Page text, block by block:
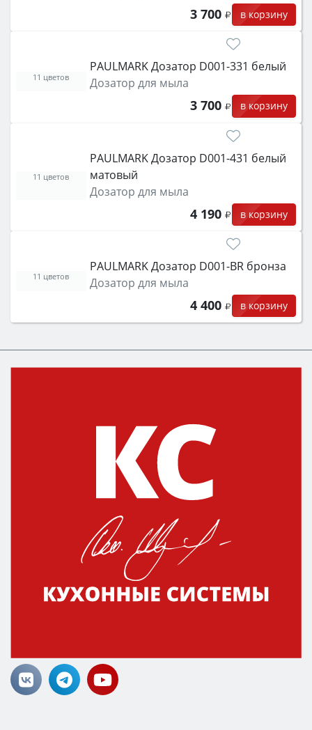
3 700 в корзину
PAULMARK Дозатор D001-331 белый
Дозатор для мыла
3 700 в корзину
11 цветов
PAULMARK Дозатор D001-431 белый
матовый
Дозатор для мыла
4 190 в корзину
11 цветов
PAULMARK Дозатор D001-BR бронза
Дозатор для мыла
4 400 в корзину
11 цветов